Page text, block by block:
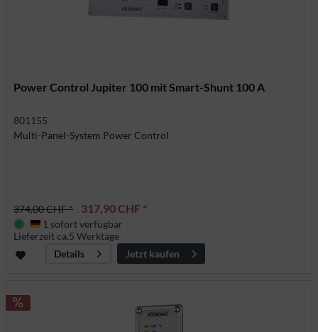
Power Control Jupiter 100 mit Smart-Shunt 100 A
801155
Multi-Panel-System Power Control
374,00 CHF * 317,90 CHF *
Deutschland
1 sofort verfügbar
Lieferzeit ca.5 Werktage
Details
Jetzt kaufen